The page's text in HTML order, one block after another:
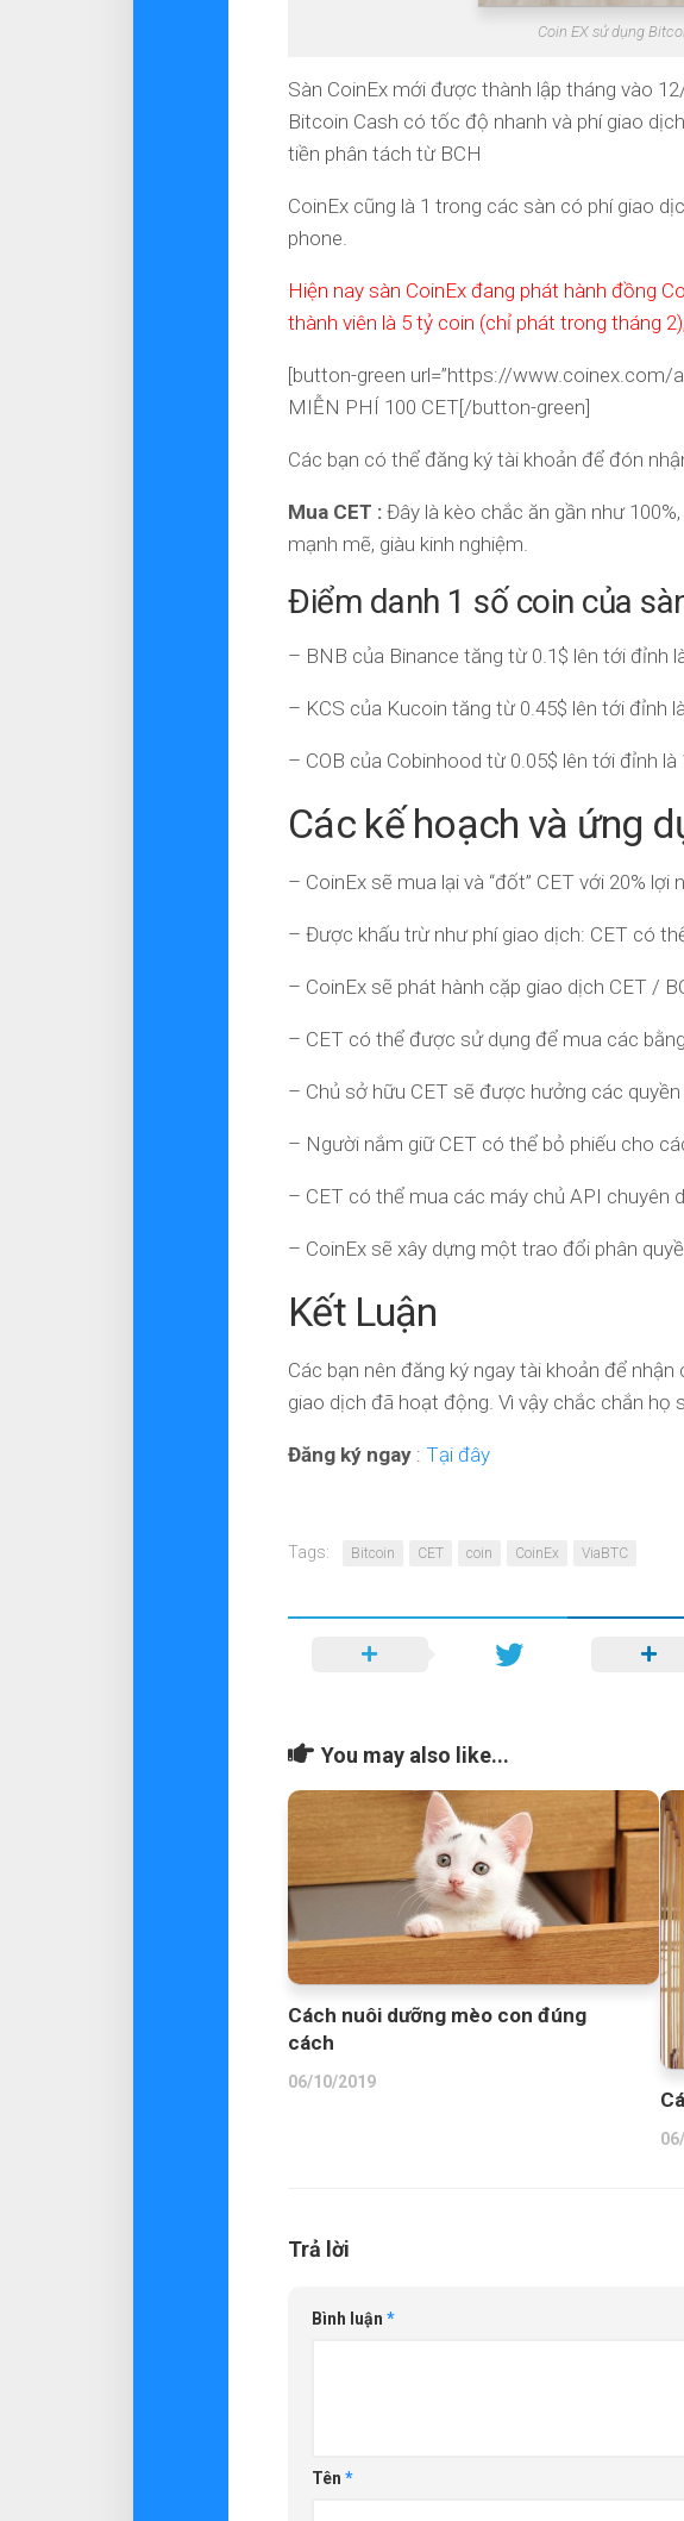
Coin EX sử dụng
Sàn CoinEx mới được thành lập tháng vào
Bitcoin Cash có tốc độ nhanh và phí giao
tiền phân tách từ BCH
CoinEx cũng là 1 trong các sàn có phí giao
phone.
Hiện nay sàn CoinEx đang phát hành đồng
thành viên là 5 tỷ coin (chỉ phát trong tháng
[button-green url=”https://www.coinex.com/
MIỄN PHÍ 100 CET[/button-green]
Các bạn có thể đăng ký tài khoản để đón
Mua CET : Đây là kèo chắc ăn gần như
mạnh mẽ, giàu kinh nghiệm.
Điểm danh 1 số coin của
– BNB của Binance tăng từ 0.1$ lên tới đỉnh
– KCS của Kucoin tăng từ 0.45$ lên tới đỉnh
– COB của Cobinhood từ 0.05$ lên tới đỉnh là
Các kế hoạch và ứng
– CoinEx sẽ mua lại và “đốt” CET với 20%
– Được khấu trừ như phí giao dịch: CET có
– CoinEx sẽ phát hành cặp giao dịch CET /
– CET có thể được sử dụng để mua các
– Chủ sở hữu CET sẽ được hưởng các
– Người nắm giữ CET có thể bỏ phiếu cho
– CET có thể mua các máy chủ API chuyên
– CoinEx sẽ xây dựng một trao đổi phân
Kết Luận
Các bạn nên đăng ký ngay tài khoản để
giao dịch đã hoạt động. Vì vậy chắc chắn họ
Đăng ký ngay : Tại đây
Tags: Bitcoin CET coin CoinEx ViaBTC
You may also like...
Cách nuôi dưỡng mèo con đúng
cách
06/10/2019
Trả lời
Bình luận *
Tên *